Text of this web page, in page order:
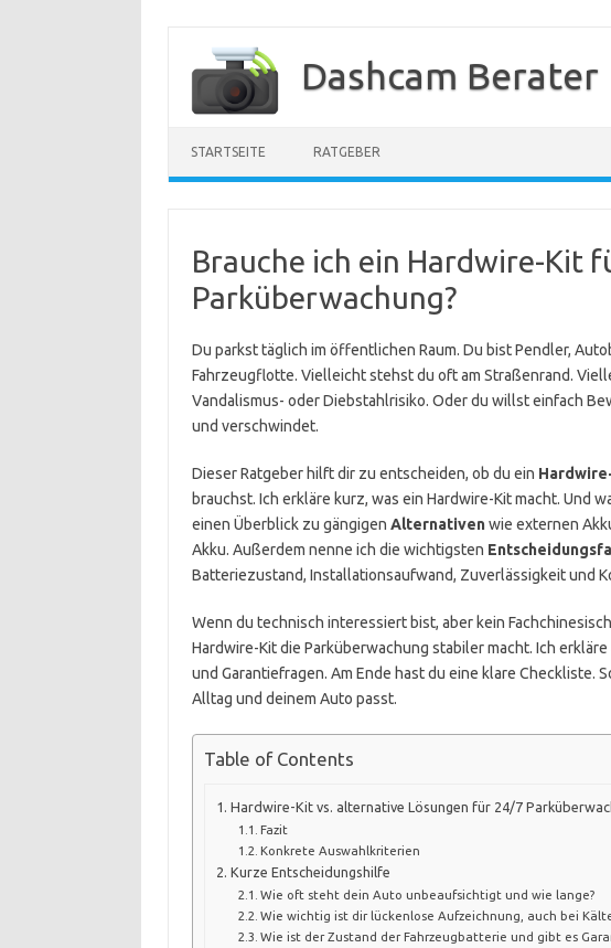
springen
Dashcam Berater
STARTSEITE RATGEBER
Brauche ich ein Hardwire-Kit
Parküberwachung?
Du parkst täglich im öffentlichen Raum. Du bist Pendler,
Fahrzeugflotte. Vielleicht stehst du oft am Straßenrand.
Vandalismus- oder Diebstahlrisiko. Oder du willst einfach
und verschwindet.
Dieser Ratgeber hilft dir zu entscheiden, ob du ein
brauchst. Ich erkläre kurz, was ein Hardwire-Kit macht. Und
einen Überblick zu gängigen Alternativenwie externen
Akku. Außerdem nenne ich die wichtigsten
Batteriezustand, Installationsaufwand, Zuverlässigkeit und
Wenn du technisch interessiert bist, aber kein
Hardwire-Kit die Parküberwachung stabiler macht. Ich
und Garantiefragen. Am Ende hast du eine klare Checkliste.
Alltag und deinem Auto passt.
Table of Contents
Hardwire-Kit vs. alternative Lösungen für 24/7
Fazit
Konkrete Auswahlkriterien
Kurze Entscheidungshilfe
Wie oft steht dein Auto unbeaufsichtigt und wie lange?
Wie wichtig ist dir lückenlose Aufzeichnung, auch bei
Wie ist der Zustand der Fahrzeugbatterie und gibt es